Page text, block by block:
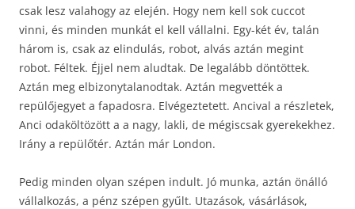
csak lesz valahogy az elején. Hogy nem kell sok cuccot
vinni, és minden munkát el kell vállalni. Egy-két év, talán
három is, csak az elindulás, robot, alvás aztán megint
robot. Féltek. Éjjel nem aludtak. De legalább döntöttek.
Aztán meg elbizonytalanodtak. Aztán megvették a
repülőjegyet a fapadosra. Elvégeztetett. Ancival a részletek,
Anci odaköltözött a a nagy, lakli, de mégiscsak gyerekekhez.
Irány a repülőtér. Aztán már London.
Pedig minden olyan szépen indult. Jó munka, aztán önálló
vállalkozás, a pénz szépen gyűlt. Utazások, vásárlások,